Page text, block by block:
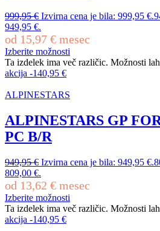
999,95€ Izvirna cena je bila: 999,95 €.
949,95 €.
od 15,97 € mesec
Izberite možnosti
Ta izdelek ima več različic. Možnosti
akcija -140,95 €
ALPINESTARS
ALPINESTARS GP
PC B/R
949,95€ Izvirna cena je bila: 949,95 €.
809,00 €.
od 13,62 € mesec
Izberite možnosti
Ta izdelek ima več različic. Možnosti
akcija -140,95 €